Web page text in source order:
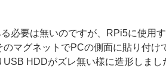
必要は無いのですが、RPi5に使用
のマグネットでPCの側面に貼り付け
USB HDDがズレ無い様に造形しまし